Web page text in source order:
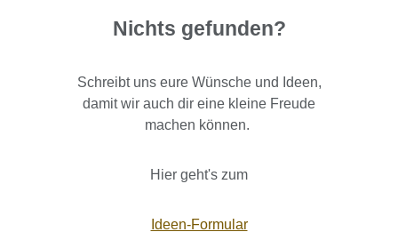
Nichts gefunden?
Schreibt uns eure Wünsche und Ideen,
damit wir auch dir eine kleine Freude
machen können.
Hier geht's zum
Ideen-Formular